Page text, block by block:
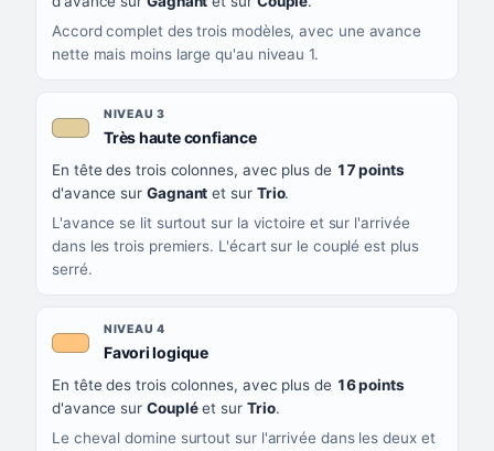
Accord complet des trois modèles, avec une avance
nette mais moins large qu'au niveau 1.
NIVEAU 3
Très haute confiance, couleur beige
En tête des trois colonnes, avec plus de 17 points
d'avance sur Gagnant et sur Trio.
L'avance se lit surtout sur la victoire et sur l'arrivée
dans les trois premiers. L'écart sur le couplé est plus
serré.
NIVEAU 4
Favori logique, couleur orange clair
En tête des trois colonnes, avec plus de 16 points
d'avance sur Coupléet sur Trio.
Le cheval domine surtout sur l'arrivée dans les deux et